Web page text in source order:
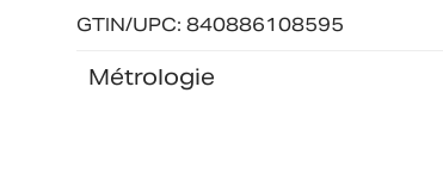
GTIN/UPC: 840886108595
Métrologie